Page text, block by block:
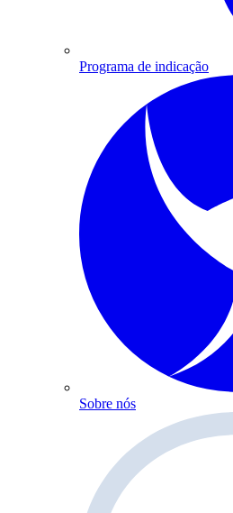
Programa de indicação
Sobre nós